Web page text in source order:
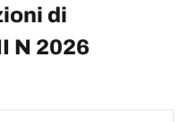
di
N 2026